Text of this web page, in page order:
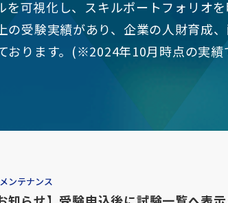
を可視化し、スキルポートフォリオを
の受験実績があり、企業の人財育成
おります。(※2024年10月時点の実績
メンテナンス